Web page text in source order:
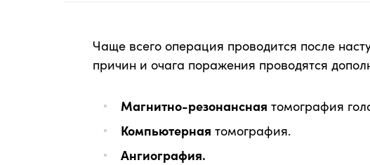
Чаще всего операция проводится после
причин и очага поражения проводятся
Магнитно-резонансная томография
Компьютерная томография.
Ангиография.